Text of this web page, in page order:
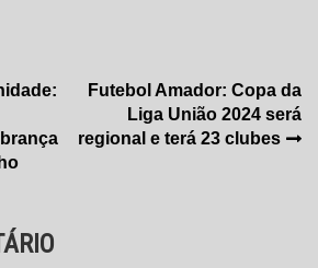
Futebol Amador: Copa da
Liga União 2024 será
regional e terá 23 clubes